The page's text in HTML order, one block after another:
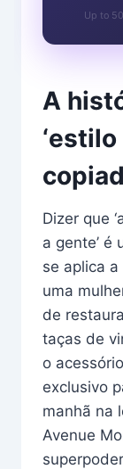
Up to
A
Dizer que
a gente’ é
se aplica
uma
de
taças de
o
exclusivo
manhã na
Avenue